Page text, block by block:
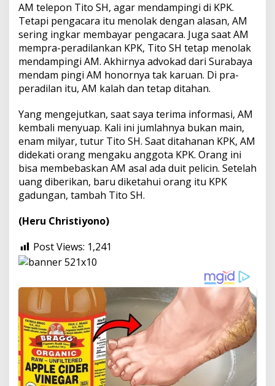
AM telepon Tito SH, agar mendampingi di KPK.
Tetapi pengacara itu menolak dengan alasan, AM
sering ingkar membayar pengacara. Juga saat AM
mempra-peradilankan KPK, Tito SH tetap menolak
mendampingi AM. Akhirnya advokad dari Surabaya
mendam pingi AM honornya tak karuan. Di pra-
peradilan itu, AM kalah dan tetap ditahan.
Yang mengejutkan, saat saya terima informasi, AM
kembali menyuap. Kali ini jumlahnya bukan main,
enam milyar, tutur Tito SH. Saat ditahanan KPK, AM
didekati orang mengaku anggota KPK. Orang ini
bisa membebaskan AM asal ada duit pelicin. Setelah
uang diberikan, baru diketahui orang itu KPK
gadungan, tambah Tito SH.
(Heru Christiyono)
Post Views: 1,241